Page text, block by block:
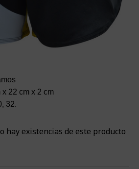
22 cm x 2 cm
32.
hay existencias de este producto